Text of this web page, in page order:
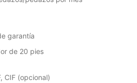
garantía
de 20 pies
CIF (opcional)